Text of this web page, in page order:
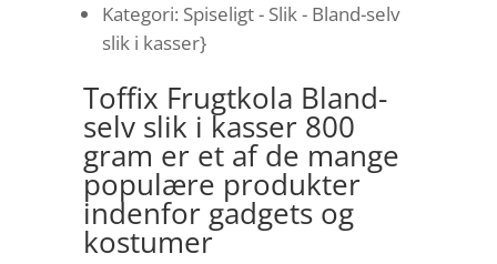
Kategori: Spiseligt - Slik - Bland-selv
slik i kasser}
Toffix Frugtkola Bland-
selv slik i kasser 800
gram er et af de mange
populære produkter
indenfor gadgets og
kostumer